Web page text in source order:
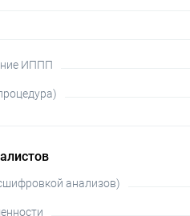
ИППП
анализов)